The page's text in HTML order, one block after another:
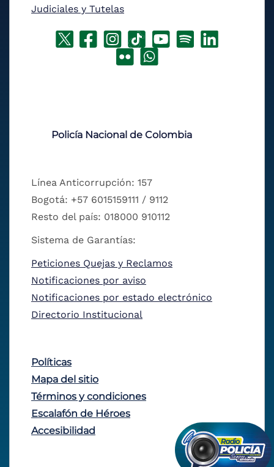
Judiciales y Tutelas
Policía Nacional de Colombia
Línea Anticorrupción: 157
Bogotá: +57 6015159111 / 9112
Resto del país: 018000 910112
Sistema de Garantías:
Peticiones Quejas y Reclamos
Notificaciones por aviso
Notificaciones por estado electrónico
Directorio Institucional
Políticas
Mapa del sitio
Términos y condiciones
Escalafón de Héroes
Accesibilidad